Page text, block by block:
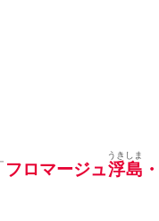
フロマージュ浮島
うきしま
・